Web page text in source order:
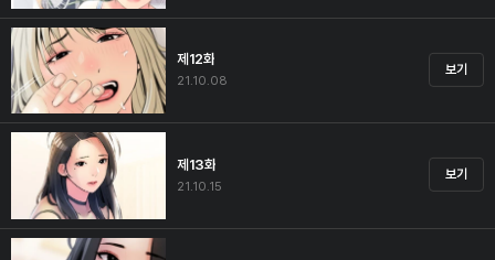
제12화
21.10.08
보기
제13화
21.10.15
보기